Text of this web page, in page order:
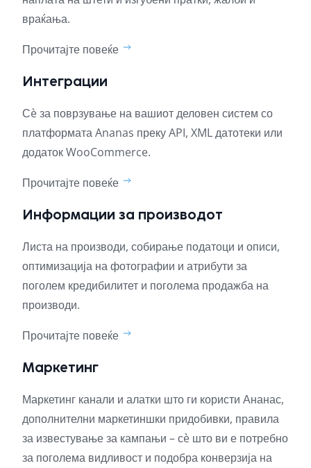
враќања.
Прочитајте повеќе
Интеграции
Сè за поврзување на вашиот деловен систем со
платформата Ananas преку API, XML датотеки или
додаток WooCommerce.
Прочитајте повеќе
Информации за производот
Листа на производи, собирање податоци и описи,
оптимизација на фотографии и атрибути за
поголем кредибилитет и поголема продажба на
производи.
Прочитајте повеќе
Маркетинг
Маркетинг канали и алатки што ги користи Ананас,
дополнителни маркетиншки придобивки, правила
за известување за кампањи – сè што ви е потребно
за поголема видливост и подобра конверзија на